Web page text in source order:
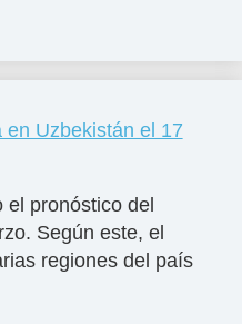
Uzbekistán el 17
el pronóstico del
Según este, el
regiones del país